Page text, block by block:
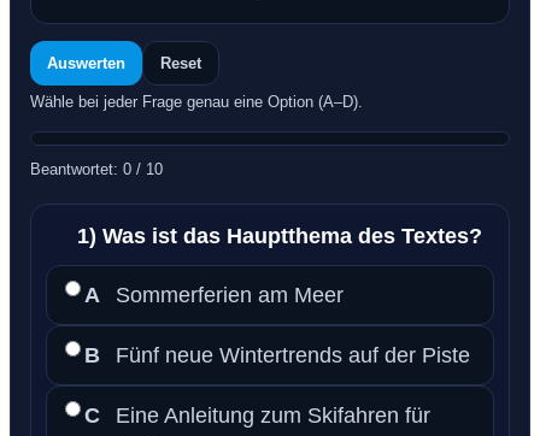
Auswerten Reset
Wähle bei jeder Frage genau eine Option (A–D).
Beantwortet: 0 / 10
1) Was ist das Hauptthema des Textes?
A Sommerferien am Meer
B Fünf neue Wintertrends auf der Piste
C
Eine Anleitung zum Skifahren für